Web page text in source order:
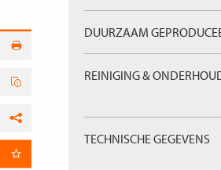
DUURZAAM
REINIGING &
TECHNISCHE GEGEVENS